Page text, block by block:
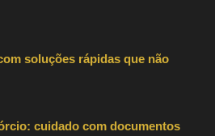
soluções rápidas que não
cuidado com documentos